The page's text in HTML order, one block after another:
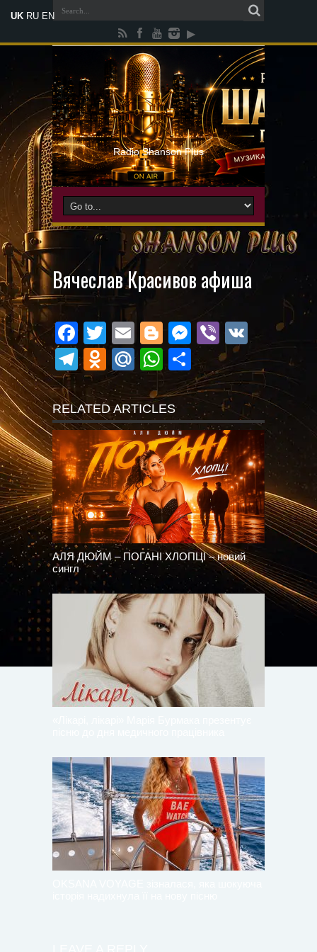
Radio Shanson Plus
Вячеслав Красивов афиша
Facebook
Twitter
EmailBlogger
Messenger
ViberVK
Telegram
Odnoklassniki
Mail.RuWhatsApp
Поділитися
RELATED ARTICLES
АЛЯ ДЮЙМ – ПОГАНІ ХЛОПЦІ – новий
сингл
UK RU EN